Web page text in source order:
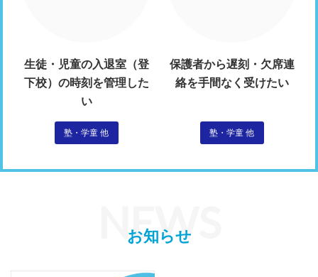
生徒・児童の入退室（登
下校）の時刻を管理した
い
塾・学童 他
保護者から遅刻・欠席連
絡を手間なく受けたい
塾・学童 他
NEWS
お知らせ